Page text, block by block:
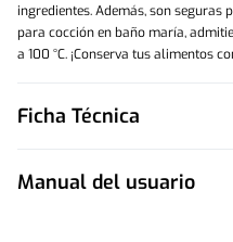
ingredientes. Además, son seguras
para cocción en baño maría,
a 100 °C. ¡Conserva tus alimentos
Ficha Técnica
Manual del usuario